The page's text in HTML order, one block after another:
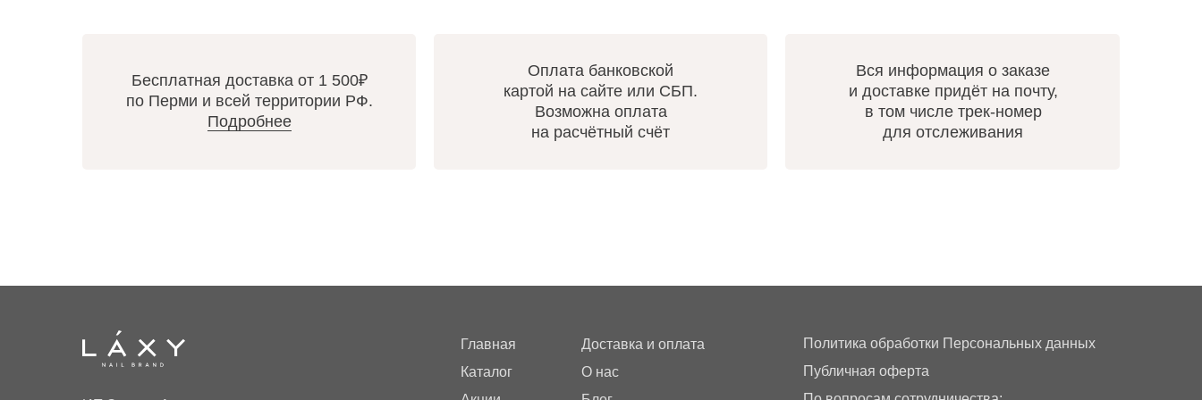
Бесплатная доставка от 1 500₽
по Перми и всей территории РФ.
Подробнее
Оплата банковской
картой на сайте или СБП.
Возможна оплата
на расчётный счёт
Вся информация о заказе
и доставке придёт на почту,
в том числе трек-номер
для отслеживания
Главная
Каталог
Доставка и оплата
О нас
Политика обработки Персональных данных
Публичная оферта